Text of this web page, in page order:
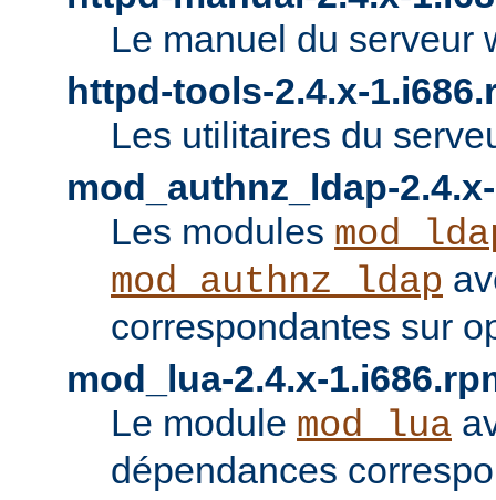
Le manuel du serveur
httpd-tools-2.4.x-
Les utilitaires du
mod_authnz_ldap-
Les modules
mod_authnz_ldap
correspondantes sur
mod_lua-2.4.x-
Le module mod_lua
dépendances